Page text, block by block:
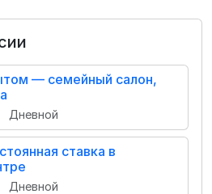
— семейный салон,
Дневной
ставка в
Дневной